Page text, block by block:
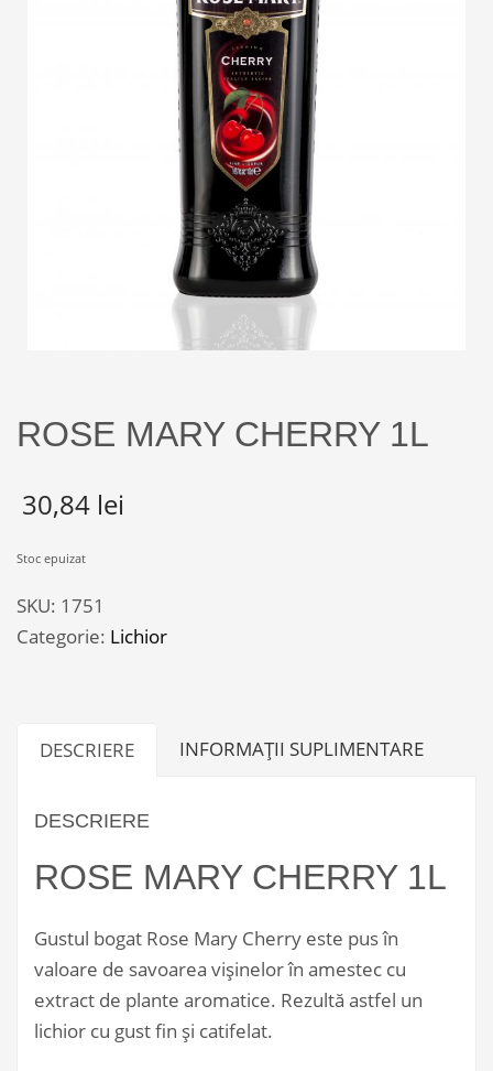
ROSE MARY CHERRY 1L
30,84 lei
Stoc epuizat
SKU: 1751
Categorie: Lichior
DESCRIERE INFORMAȚII SUPLIMENTARE
DESCRIERE
ROSE MARY CHERRY 1L
Gustul bogat Rose Mary Cherry este pus în
valoare de savoarea vișinelor în amestec cu
extract de plante aromatice. Rezultă astfel un
lichior cu gust fin și catifelat.